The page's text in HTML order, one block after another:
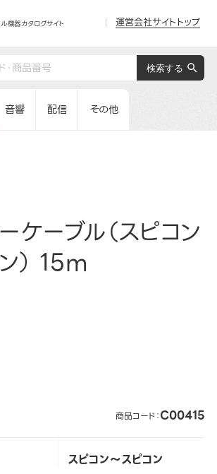
ル機器カタログサイト 運営会社サイトトップ
音響 配信 その他
ケーブル（スピコン
） 15m
商品コード：C00415
スピコン～スピコン